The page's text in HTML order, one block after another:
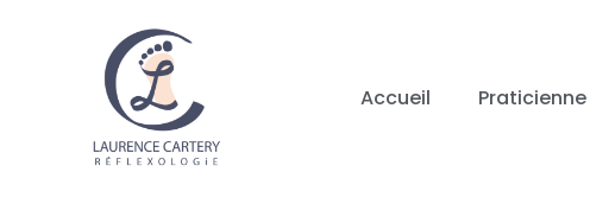
Accueil Praticienne